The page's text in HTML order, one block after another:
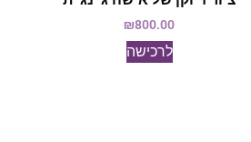
₪800.00
לרכישה